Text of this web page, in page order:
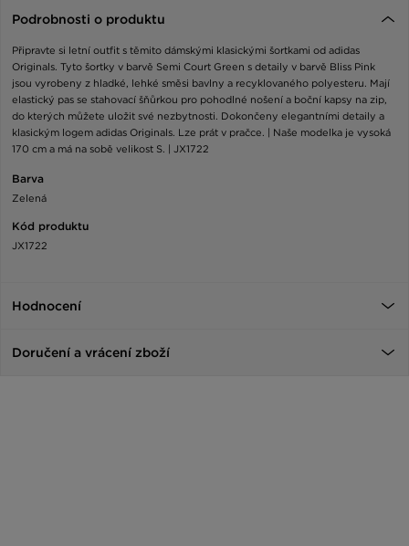
Podrobnosti o produktu
Připravte si letní outfit s těmito dámskými klasickými šortkami od adidas
Originals. Tyto šortky v barvě Semi Court Green s detaily v barvě Bliss Pink
jsou vyrobeny z hladké, lehké směsi bavlny a recyklovaného polyesteru. Mají
elastický pas se stahovací šňůrkou pro pohodlné nošení a boční kapsy na zip,
do kterých můžete uložit své nezbytnosti. Dokončeny elegantními detaily a
klasickým logem adidas Originals. Lze prát v pračce. | Naše modelka je vysoká
170 cm a má na sobě velikost S. | JX1722
Barva
Zelená
Kód produktu
JX1722
Hodnocení
Doručení a vrácení zboží